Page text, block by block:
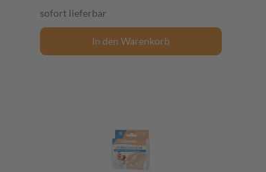
sofort lieferbar
In den Warenkorb